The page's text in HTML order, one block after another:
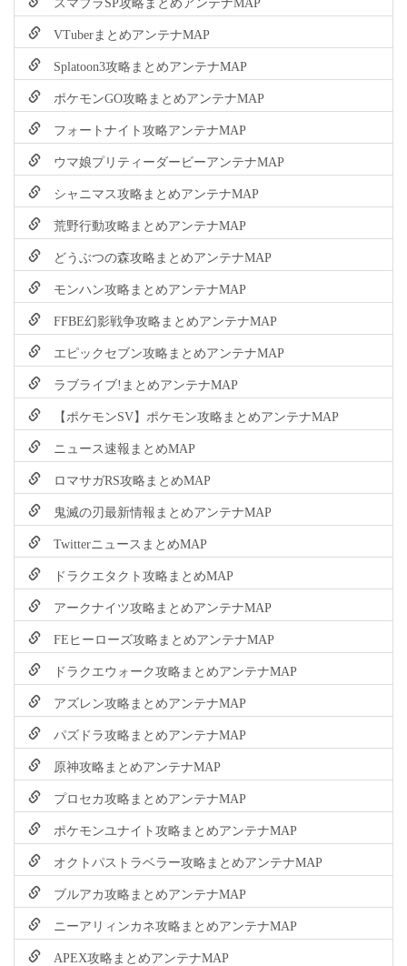
VTuberまとめアンテナMAP
Splatoon3攻略まとめアンテナMAP
ポケモンGO攻略まとめアンテナMAP
フォートナイト攻略アンテナMAP
ウマ娘プリティーダービーアンテナMAP
シャニマス攻略まとめアンテナMAP
荒野行動攻略まとめアンテナMAP
どうぶつの森攻略まとめアンテナMAP
モンハン攻略まとめアンテナMAP
FFBE幻影戦争攻略まとめアンテナMAP
エピックセブン攻略まとめアンテナMAP
ラブライブ!まとめアンテナMAP
【ポケモンSV】ポケモン攻略まとめアンテナMAP
ニュース速報まとめMAP
ロマサガRS攻略まとめMAP
鬼滅の刃最新情報まとめアンテナMAP
TwitterニュースまとめMAP
ドラクエタクト攻略まとめMAP
アークナイツ攻略まとめアンテナMAP
FEヒーローズ攻略まとめアンテナMAP
ドラクエウォーク攻略まとめアンテナMAP
アズレン攻略まとめアンテナMAP
パズドラ攻略まとめアンテナMAP
原神攻略まとめアンテナMAP
プロセカ攻略まとめアンテナMAP
ポケモンユナイト攻略まとめアンテナMAP
オクトパストラベラー攻略まとめアンテナMAP
ブルアカ攻略まとめアンテナMAP
ニーアリィンカネ攻略まとめアンテナMAP
APEX攻略まとめアンテナMAP